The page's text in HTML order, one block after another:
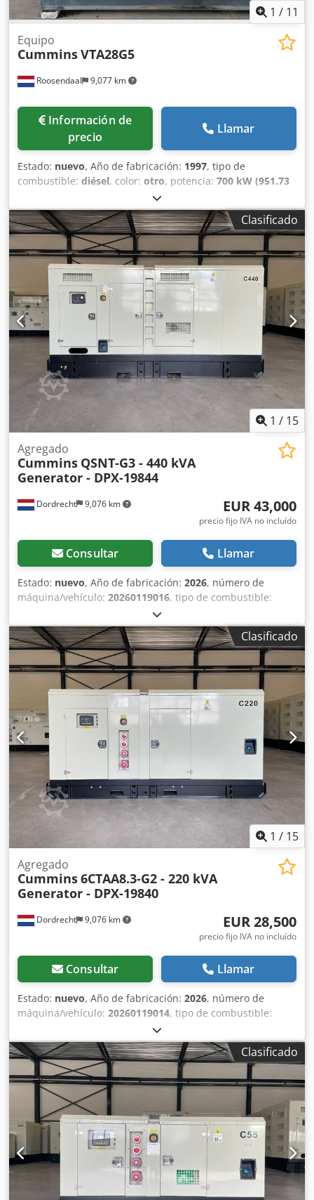
1 / 11
Roosendaal 9,077 km
Equipo
CumminsVTA28G5
Información de
precio
Llamar
Estado: nuevo, Año de fabricación: 1997, tipo de
combustible: diésel, color: otro, potencia: 700 kW (951.73
4,010 mm, ancho total:
altura total:1,850 mm, Peso en vacío: 6.840 kg Potencia del
generador: 650 kVA Chedpfxjy S U Igs Adiea
Clasificado
1 / 15
Dordrecht 9,076 km
Agregado
Cummins QSNT-G3 - 440 kVA
Generator - DPX-19844
EUR 43,000
precio fijo IVA no incluído
Consultar Llamar
Estado: nuevo, Año de fabricación: 2026, número de
máquina/vehículo: 20260119016, tipo de combustible:
, fabricante de motores:
previsto: Construcción Peso en vacío: 4.670 kg Potencia del
generador: 440 kVA Dimensiones del compartimento de
carga: 415 x 148 x 235 cm Marcado CE: sí Capacidad del
depósito de agua: 650 l Contacte con el equipo DPX para
más información. = Opciones y accesorios adicionales =
Chedpfx Aew R Na Hedisa - Batería - Cuadro de control -
Techo de acero - Cisterna
Clasificado
1 / 15
Dordrecht 9,076 km
Agregado
Cummins6CTAA8.3-G2 - 220 kVA
Generator - DPX-19840
EUR 28,500
precio fijo IVA no incluído
Consultar Llamar
Estado: nuevo, Año de fabricación: 2026, número de
máquina/vehículo: 20260119014, tipo de combustible:
, fabricante de motores:
previsto: construcción Chodpfxoyg U N Se Adiea Peso en
vacío: 2.482 kg Potencia del generador: 220 kVA
Dimensiones del compartimiento de carga: 331 x 113 x 170
cm Marcado CE: sí Volumen del depósito de agua: 224 l
Póngase en contacto con el equipo de DPX para obtener
más información. = Más opciones y accesorios = - Batería -
Cuadro de control - Techo de acero - Cisterna
Clasificado